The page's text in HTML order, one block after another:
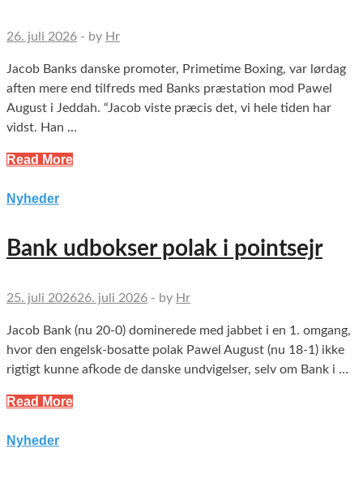
26. juli 2026 - by Hr
Jacob Banks danske promoter, Primetime Boxing, var lørdag
aften mere end tilfreds med Banks præstation mod Pawel
August i Jeddah. “Jacob viste præcis det, vi hele tiden har
vidst. Han …
Read More
Nyheder
Bank udbokser polak i pointsejr
25. juli 202626. juli 2026 - by Hr
Jacob Bank (nu 20-0) dominerede med jabbet i en 1. omgang,
hvor den engelsk-bosatte polak Pawel August (nu 18-1) ikke
rigtigt kunne afkode de danske undvigelser, selv om Bank i …
Read More
Nyheder